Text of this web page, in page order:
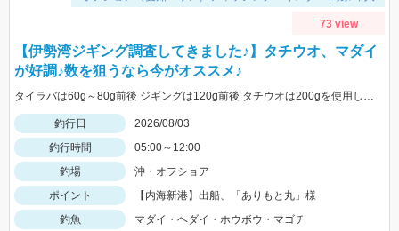
73 view
【伊勢湾ジギング調査してきました♪】タチウオ、マダイ
が好調♪数を狙うなら今がオススメ♪
タイラバは60g～80g前後 ジギングは120g前後 タチウオは200gを使用しました
釣行日
2026/08/03
釣行時間
05:00～12:00
釣場
沖・オフショア
ポイント
【内海新港】出船、「ありもと丸」様
釣魚
マダイ・ヘダイ・ホウボウ・マゴチ